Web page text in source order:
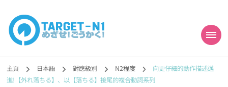
目標!!日本語能力試
勉強コンテンツも追加予定!!】
主頁 日本語 對應級別 N2程度
向更仔細的動作描述邁
進!【外れ落ちる】、以【落ちる】接尾的複合動詞系列